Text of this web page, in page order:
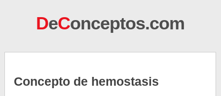
DeConceptos.com
Concepto de hemostasis